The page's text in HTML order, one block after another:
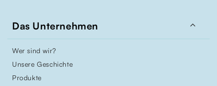
Das Unternehmen 
Wer sind wir?
Unsere Geschichte
Produkte